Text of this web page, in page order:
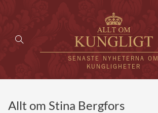
SENASTE NYHETERNA OM
KUNGLIGHETER
Allt om Stina Bergfors